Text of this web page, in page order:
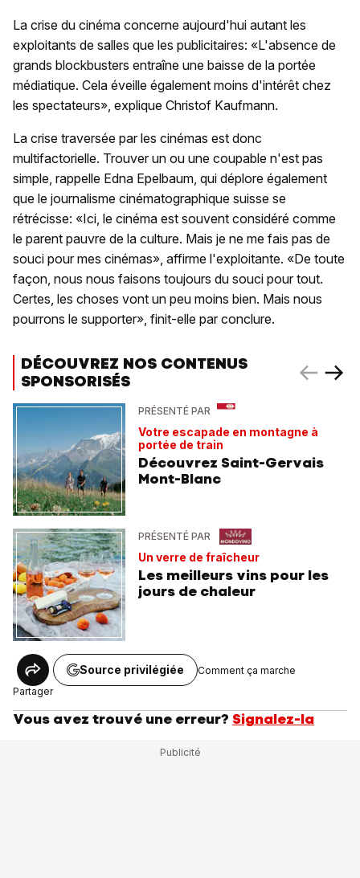
La crise du cinéma concerne aujourd'hui autant les
exploitants de salles que les publicitaires: «L'absence de
grands blockbusters entraîne une baisse de la portée
médiatique. Cela éveille également moins d'intérêt chez
les spectateurs», explique Christof Kaufmann.
La crise traversée par les cinémas est donc
multifactorielle. Trouver un ou une coupable n'est pas
simple, rappelle Edna Epelbaum, qui déplore également
que le journalisme cinématographique suisse se
rétrécisse: «Ici, le cinéma est souvent considéré comme
le parent pauvre de la culture. Mais je ne me fais pas de
souci pour mes cinémas», affirme l'exploitante. «De toute
façon, nous nous faisons toujours du souci pour tout.
Certes, les choses vont un peu moins bien. Mais nous
pourrons le supporter», finit-elle par conclure.
DÉCOUVREZ NOS CONTENUS
SPONSORISÉS
PRÉSENTÉ PAR
Votre escapade en montagne à
portée de train
Découvrez Saint-Gervais
Mont-Blanc
PRÉSENTÉ PAR
Un verre de fraîcheur
Les meilleurs vins pour les
jours de chaleur
Partager
Source privilégiée Comment ça marche
Vous avez trouvé une erreur? Signalez-la